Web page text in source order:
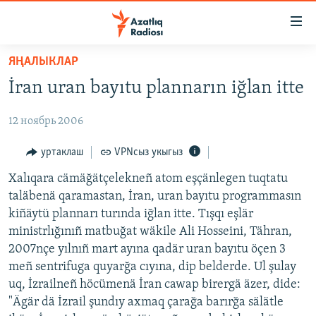
төп
эчтәлек
төп
эзләүТАТАРСТАН
КЫРЫМ
ТАТАР-БАШКОРТ ДӨНЬЯСЫ
СУГЫШ
БЕЗНЕ ТОМАЛАДЫЛАР
ШӘЛКЕМНӘР
ӘҢГӘМӘ
КОММЕНТАР
ДӨНЬЯ ХӘЛЛӘРЕ
ТАТАРЧА ПОДКАСТ
ЯҢАЛЫКЛАР
İran uran bayıtu plannarın iğlan itte
12 ноябрь 2006
уртаклаш VPNсыз укыгыз
Xalıqara cämäğätçelekneñ atom eşçänlegen tuqtatu
taläbenä qaramastan, İran, uran bayıtu programmasın
kiñäytü plannarı turında iğlan itte. Tışqı eşlär
ministrlığınıñ matbuğat wäkile Ali Hosseini, Tähran,
2007nçe yılnıñ mart ayına qadär uran bayıtu öçen 3
meñ sentrifuga quyarğa cıyına, dip belderde. Ul şulay
uq, İzrailneñ höcümenä İran cawap birergä äzer, dide:
"Ägär dä İzrail şundıy axmaq çarağa barırğa sälätle